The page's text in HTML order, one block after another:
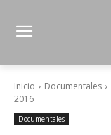
Inicio Documentales
2016
Documentales